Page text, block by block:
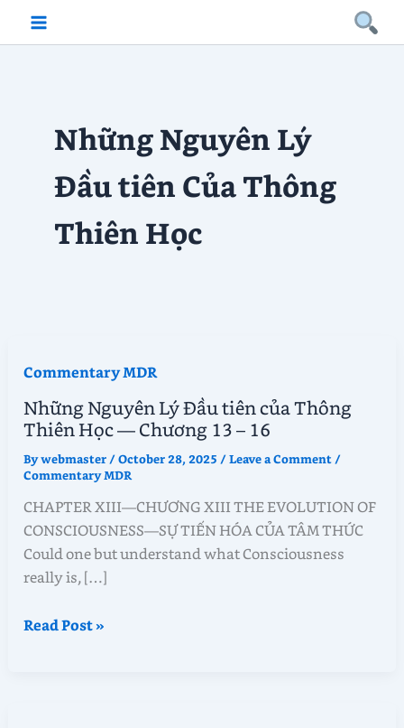
Những Nguyên Lý
Đầu tiên Của Thông
Thiên Học
Commentary MDR
Những Nguyên Lý Đầu tiên của Thông
Thiên Học — Chương 13 – 16
Bywebmaster /October 28, 2025 /Leave a Comment /
Commentary MDR
CHAPTER XIII—CHƯƠNG XIII THE EVOLUTION OF
CONSCIOUSNESS—SỰ TIẾN HÓA CỦA TÂM THỨC
Could one but understand what Consciousness
really is, […]
Những
Read Post »